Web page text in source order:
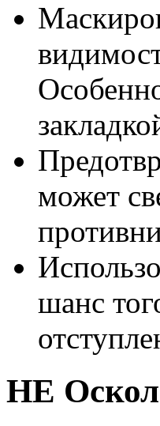
может
шанс
HE